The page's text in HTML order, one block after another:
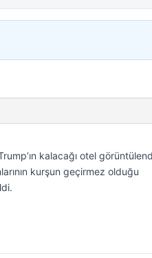
kalacağı otel
kurşun geçirmez olduğu